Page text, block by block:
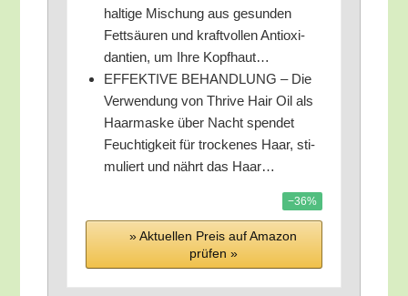
hal­ti­ge Mischung aus gesun­den
Fett­säu­ren und kraft­vol­len Anti­oxi­
dan­ti­en, um Ihre Kopfhaut…
EFFEKTIVE BEHANDLUNG – Die
Ver­wen­dung von Thri­ve Hair Oil als
Haar­mas­ke über Nacht spen­det
Feuch­tig­keit für tro­cke­nes Haar, sti­
mu­liert und nährt das Haar…
−36%
» Aktu­el­len Preis auf Ama­zon
prü­fen »